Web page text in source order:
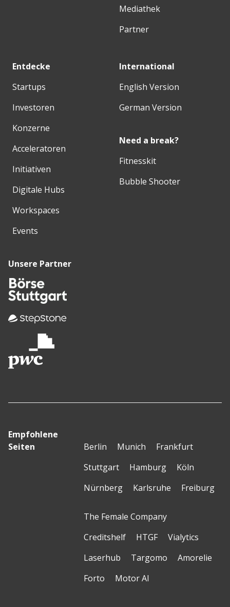
Mediathek
Partner
Entdecke
Startups
Investoren
Konzerne
Acceleratoren
Initiativen
Digitale Hubs
Workspaces
Events
International
English Version
German Version
Need a break?
Fitnesskit
Bubble Shooter
Unsere Partner
Empfohlene
Seiten
Berlin Munich
Frankfurt
Stuttgart
Hamburg
Köln
Nürnberg
Karlsruhe Freiburg
The Female Company
Creditshelf
HTGF
Vialytics
Laserhub
Targomo
Amorelie
Forto
Motor AI